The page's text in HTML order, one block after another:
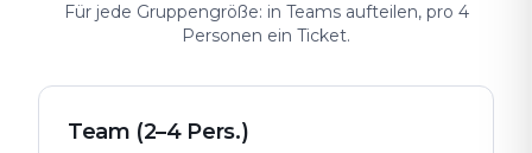
Für jede Gruppengröße: in Teams aufteilen, pro 4
Personen ein Ticket.
Team (2–4 Pers.)